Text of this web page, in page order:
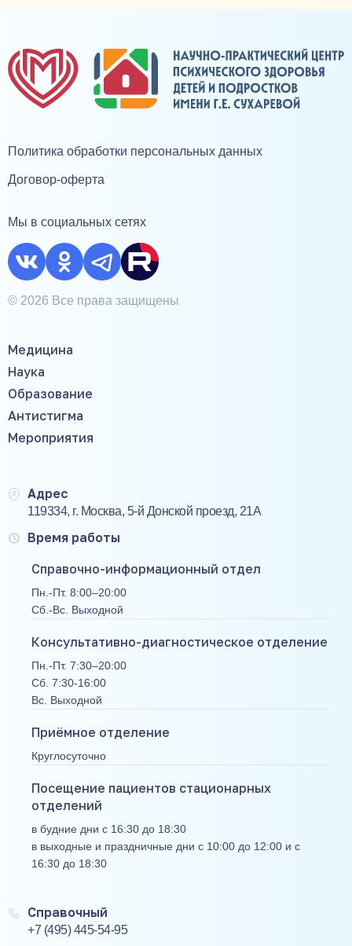
Политика обработки персональных данных
Договор-оферта
Мы в социальных сетях
© 2026 Все права защищены
Медицина
Наука
Образование
Антистигма
Мероприятия
Адрес
119334, г. Москва, 5-й Донской проезд, 21А
Время работы
Справочно-информационный отдел
Пн.-Пт. 8:00–20:00
Сб.-Вс. Выходной
Консультативно-диагностическое отделение
Пн.-Пт. 7:30–20:00
Сб. 7:30-16:00
Вс. Выходной
Приёмное отделение
Круглосуточно
Посещение пациентов стационарных
отделений
в будние дни с 16:30 до 18:30
в выходные и праздничные дни с 10:00 до 12:00 и с
16:30 до 18:30
Справочный
+7 (495) 445-54-95